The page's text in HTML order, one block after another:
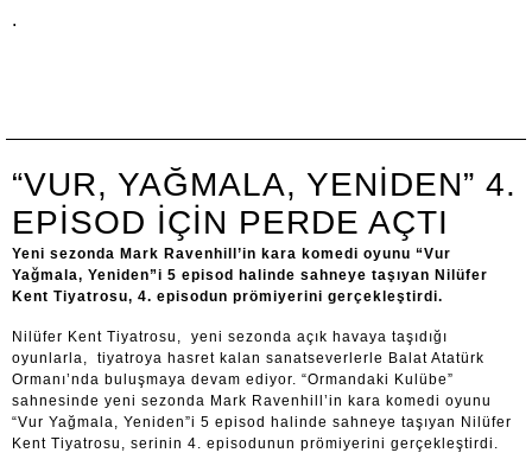
.
“VUR, YAĞMALA, YENIDEN” 4.
EPISOD IÇIN PERDE AÇTI
Yeni sezonda Mark Ravenhill’in kara komedi oyunu “Vur
Yağmala, Yeniden”i 5 episod halinde sahneye taşıyan Nilüfer
Kent Tiyatrosu, 4. episodun prömiyerini gerçekleştirdi.
Nilüfer Kent Tiyatrosu, yeni sezonda açık havaya taşıdığı
oyunlarla, tiyatroya hasret kalan sanatseverlerle Balat Atatürk
Ormanı’nda buluşmaya devam ediyor. “Ormandaki Kulübe”
sahnesinde yeni sezonda Mark Ravenhill’in kara komedi oyunu
“Vur Yağmala, Yeniden”i 5 episod halinde sahneye taşıyan Nilüfer
Kent Tiyatrosu, serinin 4. episodunun prömiyerini gerçekleştirdi.